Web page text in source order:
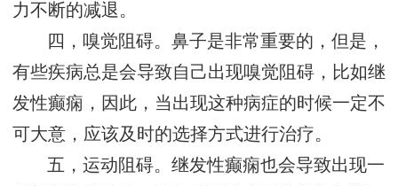
力不断的减退。
四，嗅觉阻碍。鼻子是非常重要的，但是，
有些疾病总是会导致自己出现嗅觉阻碍，比如继
发性癫痫，因此，当出现这种病症的时候一定不
可大意，应该及时的选择方式进行治疗。
五，运动阻碍。继发性癫痫也会导致出现一